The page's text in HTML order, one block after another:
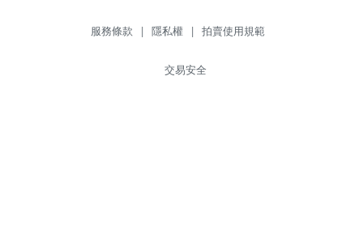
服務條款 | 隱私權 | 拍賣使用規範
交易安全